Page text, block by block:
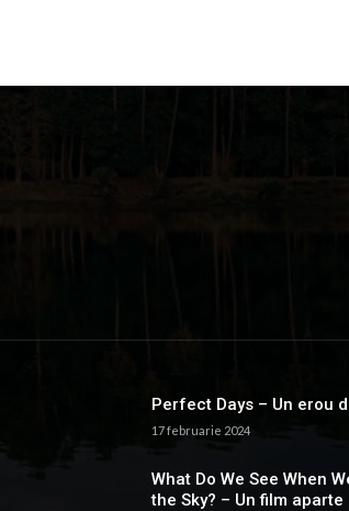
Perfect Days – Un erou
17 februarie 2024
What Do We See When
the Sky? – Un film aparte